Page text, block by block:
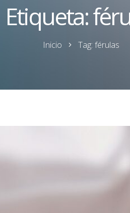
Etiqueta:
Inicio Tag: férulas